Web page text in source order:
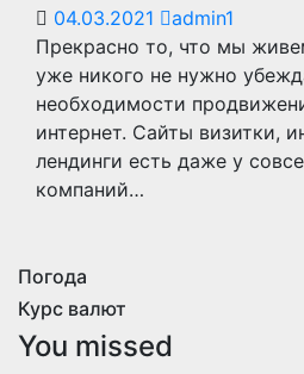
04.03.2021
admin1
Прекрасно то, что мы
уже никого не нужно
необходимости
интернет. Сайты визитки,
лендинги есть даже у
компаний…
Погода
Курс валют
You missed